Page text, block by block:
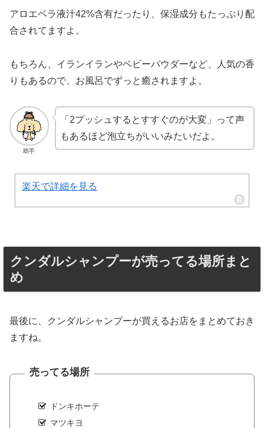
アロエベラ液汁42%含有だったり、保湿成分もたっぷり配
合されてますよ。
もちろん、イランイランやベビーパウダーなど、人気の香
りもあるので、お風呂でずっと癒されますよ。
助手
「2プッシュするとすすぐのが大変」って声
もあるほど泡立ちがいいみたいだよ。
楽天で詳細を見る
クンダルシャンプーが売ってる場所まと
め
最後に、クンダルシャンプーが買えるお店をまとめておき
ますね。
売ってる場所
ドンキホーテ
マツキヨ